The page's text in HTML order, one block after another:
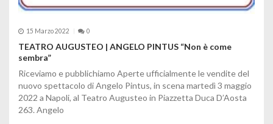
15 Marzo 2022 0
TEATRO AUGUSTEO | ANGELO PINTUS “Non è come
sembra”
Riceviamo e pubblichiamo Aperte ufficialmente le vendite del
nuovo spettacolo di Angelo Pintus, in scena martedì 3 maggio
2022 a Napoli, al Teatro Augusteo in Piazzetta Duca D’Aosta
263. Angelo